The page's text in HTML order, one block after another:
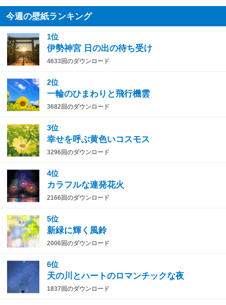
今週の壁紙ランキング
1位
伊勢神宮 日の出の待ち受け
4633回のダウンロード
2位
一輪のひまわりと飛行機雲
3682回のダウンロード
3位
幸せを呼ぶ黄色いコスモス
3296回のダウンロード
4位
カラフルな連発花火
2166回のダウンロード
5位
新緑に輝く風鈴
2006回のダウンロード
6位
天の川とハートのロマンチックな夜
1837回のダウンロード